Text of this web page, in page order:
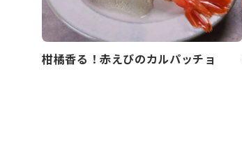
柑橘香る！赤えびのカルパッチョ